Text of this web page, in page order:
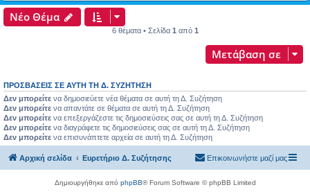
Νέο Θέμα
6 θέματα • Σελίδα 1 από 1
Μετάβαση σε
ΠΡΟΣΒΆΣΕΙΣ ΣΕ ΑΥΤΉ ΤΗ Δ. ΣΥΖΉΤΗΣΗ
Δεν μπορείτε να δημοσιεύετε νέα θέματα σε αυτή τη Δ. Συζήτηση
Δεν μπορείτε να απαντάτε σε θέματα σε αυτή τη Δ. Συζήτηση
Δεν μπορείτε να επεξεργάζεστε τις δημοσιεύσεις σας σε αυτή τη Δ. Συζήτηση
Δεν μπορείτε να διαγράφετε τις δημοσιεύσεις σας σε αυτή τη Δ. Συζήτηση
Δεν μπορείτε να επισυνάπτετε αρχεία σε αυτή τη Δ. Συζήτηση
Αρχική σελίδα Ευρετήριο Δ. Συζήτησης Επικοινωνήστε μαζί μας
Δημιουργήθηκε από phpBB® Forum Software © phpBB Limited